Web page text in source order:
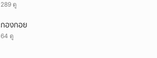
289 ดู
กองกอย
64 ดู